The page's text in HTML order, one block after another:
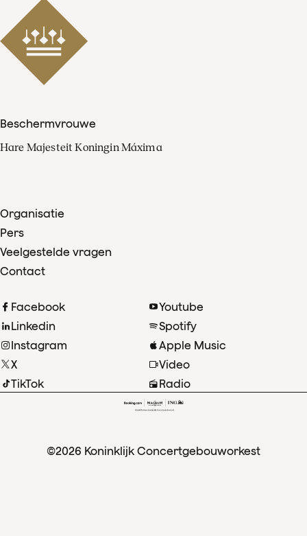
Beschermvrouwe
Hare Majesteit Koningin Máxima
Organisatie
Pers
Veelgestelde vragen
Contact
Facebook
Linkedin
Instagram
X
TikTok
Youtube
Spotify
Apple Music
Video
Radio
©2026 Koninklijk Concertgebouworkest